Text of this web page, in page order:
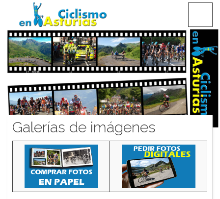
CICLISMO EN ASTURIAS
Galerías de imágenes